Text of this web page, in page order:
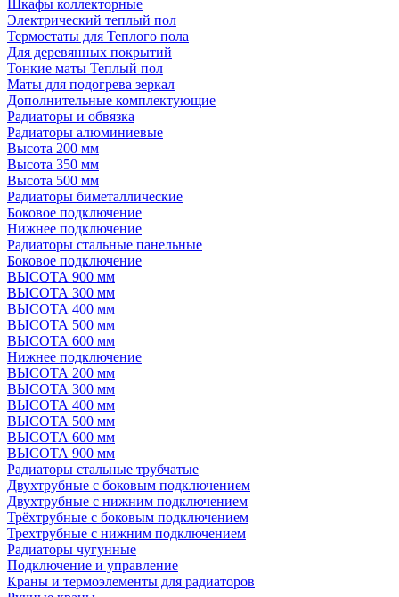
Шкафы коллекторные
Электрический теплый пол
Термостаты для Теплого пола
Для деревянных покрытий
Тонкие маты Теплый пол
Маты для подогрева зеркал
Дополнительные комплектующие
Радиаторы и обвязка
Радиаторы алюминиевые
Высота 200 мм
Высота 350 мм
Высота 500 мм
Радиаторы биметаллические
Боковое подключение
Нижнее подключение
Радиаторы стальные панельные
Боковое подключение
ВЫСОТА 900 мм
ВЫСОТА 300 мм
ВЫСОТА 400 мм
ВЫСОТА 500 мм
ВЫСОТА 600 мм
Нижнее подключение
ВЫСОТА 200 мм
ВЫСОТА 300 мм
ВЫСОТА 400 мм
ВЫСОТА 500 мм
ВЫСОТА 600 мм
ВЫСОТА 900 мм
Радиаторы стальные трубчатые
Двухтрубные с боковым подключением
Двухтрубные с нижним подключением
Трёхтрубные с боковым подключением
Трехтрубные с нижним подключением
Радиаторы чугунные
Подключение и управление
Краны и термоэлементы для радиаторов